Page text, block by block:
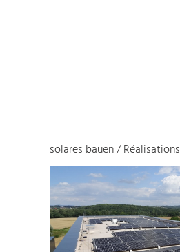
solares bauen/Réalisations